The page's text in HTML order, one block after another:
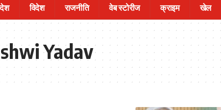
देश विदेश राजनीति वेब स्टोरीज क्राइम खेल
Yadav